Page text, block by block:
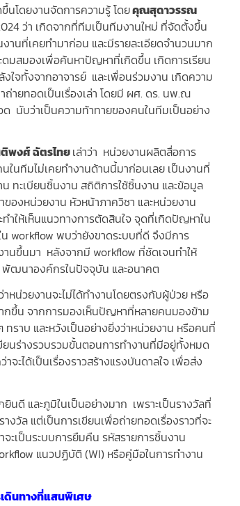
นโดยงานจัดการความรู้ โดยคุณสุดาวรรณ
ว่า เกิดจากที่ทีมเป็นทีมงานใหม่ ที่จัดตั้งขึ้น
นที่เคยทำมาก่อน และมีรายละเอียดจำนวนมาก
มสมองเพื่อค้นหาปัญหาที่เกิดขึ้น เกิดการเรียน
จทั้งจากอาจารย์ และเพื่อนร่วมงาน เกิดความ
ายทอดเป็นเรื่องเล่า โดยมี ผศ. ดร. นพ.ณ
นับว่าเป็นความท้าทายของคนในทีมเป็นอย่าง
พงศ์ ฉัตรไทยเล่าว่า หน่วยงานผลิตสื่อการ
นทีมไม่เคยทำงานด้านนี้มาก่อนเลย เป็นงานที่
ทะเบียนชิ้นงาน สถิติการใช้ชิ้นงาน และข้อมูล
องหน่วยงาน หัวหน้าภาควิชา และหน่วยงาน
ำให้เห็นแนวทางการตัดสินใจ จุดที่เกิดปัญหาใน
workflow พบว่ายังขาดระบบที่ดี จึงมีการ
นขึ้นมา หลังจากมี workflow ที่ชัดเจนทำให้
พัฒนาองค์กรในปัจจุบัน และอนาคต
หน่วยงานจะไม่ได้ทำงานโดยตรงกับผู้ป่วย หรือ
กขึ้น จากการมองเห็นปัญหาที่หลายคนมองข้าม
ราบ และหวังเป็นอย่างยิ่งว่าหน่วยงาน หรือคนที่
ขียนร่างรวบรวมขั้นตอนการทำงานที่มีอยู่ทั้งหมด
ได้เป็นเรื่องราวสร้างแรงบันดาลใจ เพื่อส่ง
นดี และภูมิในเป็นอย่างมาก เพราะเป็นรางวัลที่
งวัล แต่เป็นการเขียนเพื่อถ่ายทอดเรื่องราวที่จะ
ะเป็นระบบการยืมคืน รหัสรายการชิ้นงาน
แนวปฏิบัติ (WI) หรือคู่มือในการทำงาน
เดินทางที่แสนพิเศษ